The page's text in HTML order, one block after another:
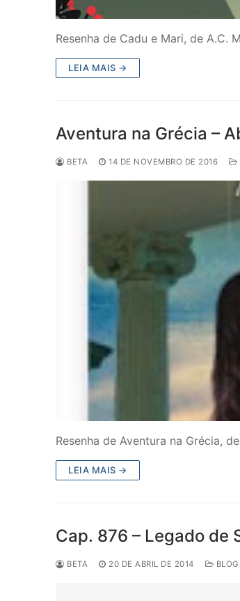
Resenha de Cadu e Mari, de A.C.
LEIA MAIS →
Aventura na Grécia –
BETA 14 DE NOVEMBRO DE 2016
Resenha de Aventura na Grécia,
LEIA MAIS →
Cap. 876 – Legado de
BETA 20 DE ABRIL DE 2014 BLOG